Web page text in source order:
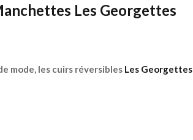
Les Georgettes
mode, les cuirs réversibles Les Georgettes